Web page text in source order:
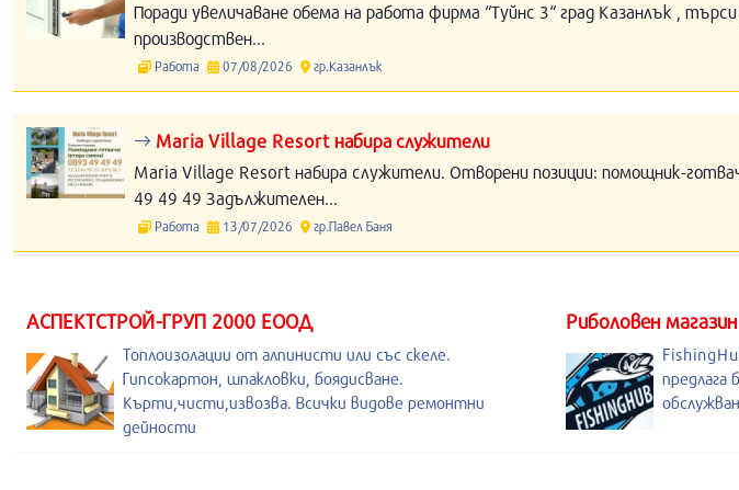
Поради увеличаване обема на работа фирма “Туйнс 3“ град Казанлък ,
производствен...
Работа 07/08/2026 гр.Казанлък
Maria Village Resort набира служители
Maria Village Resort набира служители. Отворени позиции: помощник-
49 49 49 Задължителен...
Работа 13/07/2026 гр.Павел Баня
АСПЕКТСТРОЙ-ГРУП 2000 ЕООД
Топлоизолации от алпинисти или със скеле.
Гипсокартон, шпакловки, боядисване.
Кърти,чисти,извозва. Всички видове ремонтни
дейности
Риболовен
предлага